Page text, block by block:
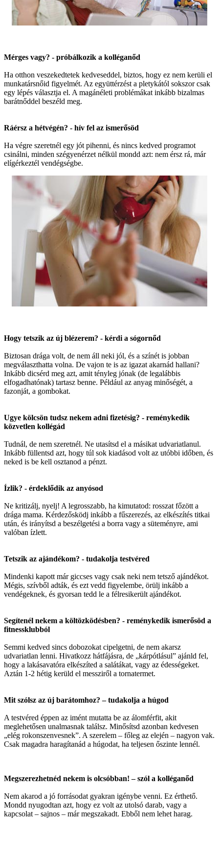
Mérges vagy? - próbálkozik a kolléganőd
Ha otthon veszekedtetek kedveseddel, biztos, hogy ez nem kerüli el
munkatársnőid figyelmét. Az együttérzést a pletykától sokszor csak
egy lépés választja el. A magánéleti problémákat inkább bizalmas
barátnőddel beszéld meg.
Ráérsz a hétvégén? - hív fel az ismerősöd
Ha végre szeretnél egy jót pihenni, és nincs kedved programot
csinálni, minden szégyenérzet nélkül mondd azt: nem érsz rá, már
elígérkeztél vendégségbe.
Hogy tetszik az új blézerem? - kérdi a sógornőd
Biztosan drága volt, de nem áll neki jól, és a színét is jobban
megválaszthatta volna. De vajon te is az igazat akarnád hallani?
Inkább dicsérd meg azt, amit tényleg jónak (de legalábbis
elfogadhatónak) tartasz benne. Például az anyag minőségét, a
fazonját, a gombokat.
Ugye kölcsön tudsz nekem adni fizetésig? - reménykedik
közvetlen kollégád
Tudnál, de nem szeretnél. Ne utasítsd el a másikat udvariatlanul.
Inkább füllentsd azt, hogy túl sok kiadásod volt az utóbbi időben, és
neked is be kell osztanod a pénzt.
Ízlik? - érdeklődik az anyósod
Ne kritizálj, nyelj! A legrosszabb, ha kimutatod: rosszat főzött a
drága mama. Kérdezősködj inkább a fűszerezés, az elkészítés titkai
után, és irányítsd a beszélgetési a borra vagy a süteményre, ami
valóban ízlett.
Tetszik az ajándékom? - tudakolja testvéred
Mindenki kapott már giccses vagy csak neki nem tetsző ajándékot.
Mégis, szívből adták, és ezt vedd figyelembe, örülj inkább a
vendégeknek, és gyorsan tedd le a félresikerült ajándékot.
Segítenél nekem a költözködésben? - reménykedik ismerősöd a
fitnessklubból
Semmi kedved sincs dobozokat cipelgetni, de nem akarsz
udvariatlan lenni. Hivatkozz hátfájásra, de „kárpótlásul” ajánld fel,
hogy a lakásavatóra elkészíted a salátákat, vagy az édességeket.
Aztán 1-2 hétig kerüld el messziről a tornatermet.
Mit szólsz az új barátomhoz? – tudakolja a húgod
A testvéred éppen az imént mutatta be az álomférfit, akit
meglehetősen unalmasnak találsz. Minősítsd azonban kedvesen
„elég rokonszenvesnek”. A szerelem – főleg az elején – nagyon vak.
Csak magadra haragítanád a húgodat, ha teljesen őszinte lennél.
Megszerezhetnéd nekem is olcsóbban! – szól a kolléganőd
Nem akarod a jó forrásodat gyakran igénybe venni. Ez érthető.
Mondd nyugodtan azt, hogy ez volt az utolsó darab, vagy a
kapcsolat – sajnos – már megszakadt. Ebből nem lehet harag.